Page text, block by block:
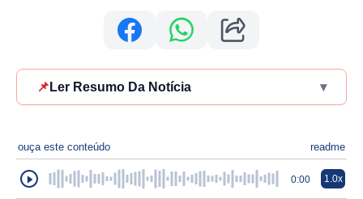
📌 Ler Resumo Da Notícia ▾
ouça este conteúdo readme
0:00 1.0x